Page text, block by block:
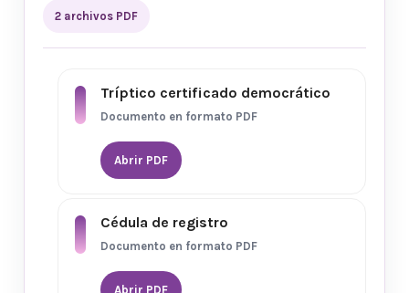
2 archivos PDF
Tríptico certificado democrático
Documento en formato PDF
Abrir PDF
Cédula de registro
Documento en formato PDF
Abrir PDF